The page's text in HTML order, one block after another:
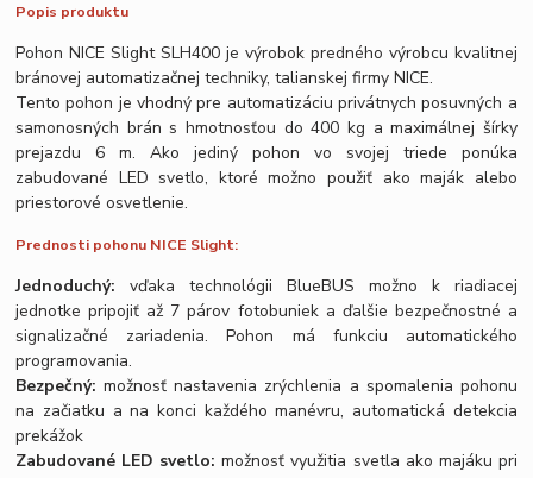
Popis produktu
Pohon NICE Slight SLH400 je výrobok predného výrobcu kvalitnej
bránovej automatizačnej techniky, talianskej firmy NICE.
Tento pohon je vhodný pre automatizáciu privátnych posuvných a
samonosných brán s hmotnosťou do 400 kg a maximálnej šírky
prejazdu 6 m. Ako jediný pohon vo svojej triede ponúka
zabudované LED svetlo, ktoré možno použiť ako maják alebo
priestorové osvetlenie.
Prednosti pohonu NICE Slight:
Jednoduchý: vďaka technológii BlueBUS možno k riadiacej
jednotke pripojiť až 7 párov fotobuniek a ďalšie bezpečnostné a
signalizačné zariadenia. Pohon má funkciu automatického
programovania.
Bezpečný: možnosť nastavenia zrýchlenia a spomalenia pohonu
na začiatku a na konci každého manévru, automatická detekcia
prekážok
Zabudované LED svetlo: možnosť využitia svetla ako majáku pri